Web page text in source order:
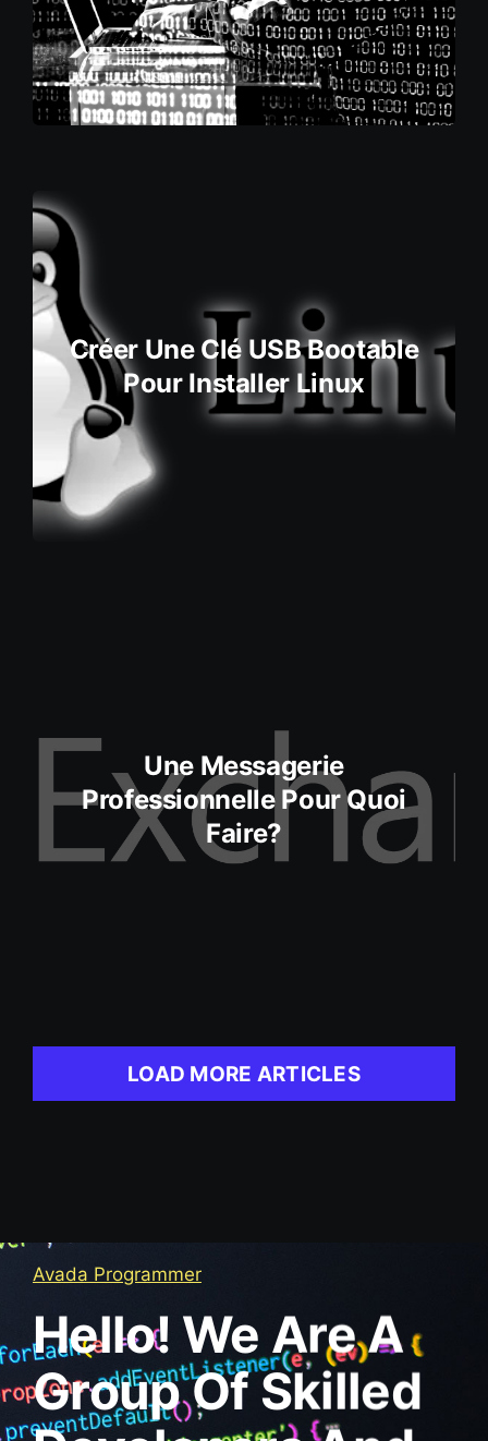
Créer Une Clé USB Bootable
Pour Installer Linux
Une Messagerie
Professionnelle Pour Quoi
Faire?
LOAD MORE ARTICLES
Avada Programmer
Hello! We Are A
Group Of Skilled